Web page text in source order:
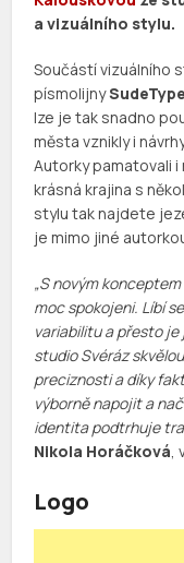
a vizuálního stylu.
Součástí vizuálního
písmolijny
lze je tak snadno
města vznikly i
Autorky pamatovali
krásná krajina s
stylu tak najdete
je mimo jiné
„S novým
moc spokojeni. Líbí
variabilitu a přesto
studio Svéráz
preciznosti a díky
výborně napojit a
identita podtrhuje
Nikola Horáčková,
Logo